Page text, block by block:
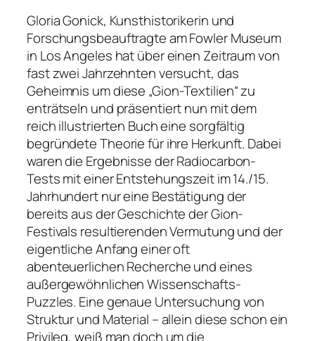
Gloria Gonick, Kunsthistorikerin und
Forschungsbeauftragte am Fowler Museum
in Los Angeles hat über einen Zeitraum von
fast zwei Jahrzehnten versucht, das
Geheimnis um diese „Gion-Textilien“ zu
enträtseln und präsentiert nun mit dem
reich illustrierten Buch eine sorgfältig
begründete Theorie für ihre Herkunft. Dabei
waren die Ergebnisse der Radiocarbon-
Tests mit einer Entstehungszeit im 14./15.
Jahrhundert nur eine Bestätigung der
bereits aus der Geschichte der Gion-
Festivals resultierenden Vermutung und der
eigentliche Anfang einer oft
abenteuerlichen Recherche und eines
außergewöhnlichen Wissenschafts-
Puzzles. Eine genaue Untersuchung von
Struktur und Material – allein diese schon ein
Privileg, weiß man doch um die